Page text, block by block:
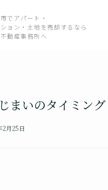
でアパート・
ョン・土地を売却するなら
動産事務所へ
まいのタイミン
2月25日